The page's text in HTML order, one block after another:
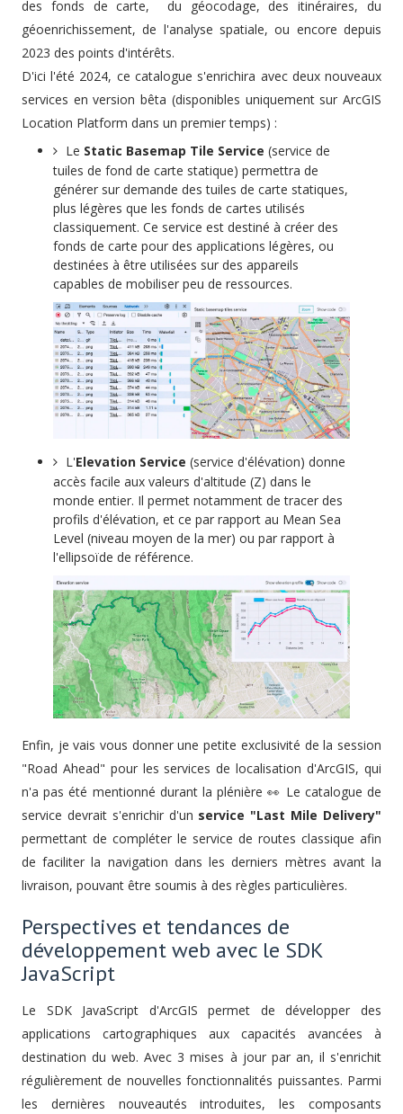
des fonds de carte, du géocodage, des itinéraires, du
géoenrichissement, de l'analyse spatiale, ou encore depuis
2023 des points d'intérêts.
D'ici l'été 2024, ce catalogue s'enrichira avec deux nouveaux
services en version bêta (disponibles uniquement sur ArcGIS
Location Platform dans un premier temps) :
Le Static Basemap Tile Service (service de
tuiles de fond de carte statique) permettra de
générer sur demande des tuiles de carte statiques,
plus légères que les fonds de cartes utilisés
classiquement. Ce service est destiné à créer des
fonds de carte pour des applications légères, ou
destinées à être utilisées sur des appareils
capables de mobiliser peu de ressources.
L'Elevation Service (service d'élévation) donne
accès facile aux valeurs d'altitude (Z) dans le
monde entier. Il permet notamment de tracer des
profils d'élévation, et ce par rapport au Mean Sea
Level (niveau moyen de la mer) ou par rapport à
l'ellipsoïde de référence.
Enfin, je vais vous donner une petite exclusivité de la session
"Road Ahead" pour les services de localisation d'ArcGIS, qui
n'a pas été mentionné durant la plénière 👀 Le catalogue de
service devrait s'enrichir d'un service "Last Mile Delivery"
permettant de compléter le service de routes classique afin
de faciliter la navigation dans les derniers mètres avant la
livraison, pouvant être soumis à des règles particulières.
Perspectives et tendances de
développement web avec le SDK
JavaScript
Le SDK JavaScript d'ArcGIS permet de développer des
applications cartographiques aux capacités avancées à
destination du web. Avec 3 mises à jour par an, il s'enrichit
régulièrement de nouvelles fonctionnalités puissantes. Parmi
les dernières nouveautés introduites, les composants